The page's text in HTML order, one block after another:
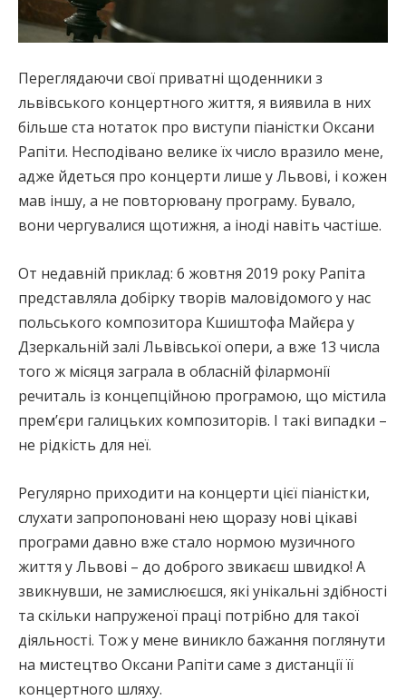
Переглядаючи свої приватні щоденники з
львівського концертного життя, я виявила в них
більше ста нотаток про виступи піаністки Оксани
Рапіти. Несподівано велике їх число вразило мене,
адже йдеться про концерти лише у Львові, і кожен
мав іншу, а не повторювану програму. Бувало,
вони чергувалися щотижня, а іноді навіть частіше.
От недавній приклад: 6 жовтня 2019 року Рапіта
представляла добірку творів маловідомого у нас
польського композитора Кшиштофа Майєра у
Дзеркальній залі Львівської опери, а вже 13 числа
того ж місяця заграла в обласній філармонії
речиталь із концепційною програмою, що містила
прем’єри галицьких композиторів. І такі випадки –
не рідкість для неї.
Регулярно приходити на концерти цієї піаністки,
слухати запропоновані нею щоразу нові цікаві
програми давно вже стало нормою музичного
життя у Львові – до доброго звикаєш швидко! А
звикнувши, не замислюєшся, які унікальні здібності
та скільки напруженої праці потрібно для такої
діяльності. Тож у мене виникло бажання поглянути
на мистецтво Оксани Рапіти саме з дистанції її
концертного шляху.